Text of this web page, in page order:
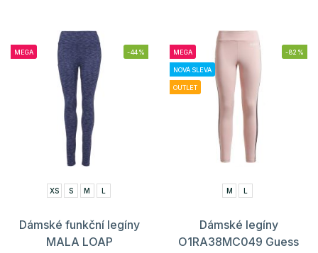
MEGA -44%
XS S M L
Dámské funkční legíny
MALA LOAP
MEGA
NOVÁ SLEVA
OUTLET
-82%
M L
Dámské legíny
O1RA38MC049 Guess